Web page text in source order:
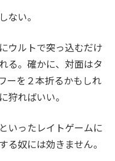
ない。
ウルトで突っ込むだけ
る。確かに、対面はタ
ーを２本折るかもしれ
狩ればいい。
いったレイトゲームに
る奴には効きません。